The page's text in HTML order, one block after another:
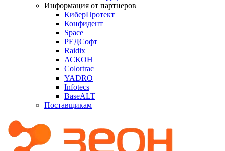
Информация от партнеров
КиберПротект
Конфидент
Space
РЕДСофт
Raidix
АСКОН
Colortrac
YADRO
Infotecs
BaseALT
Поставщикам